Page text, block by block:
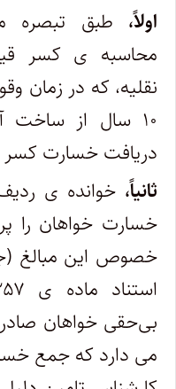
اولاً،
محاسبه ی کسر
۱۰ سال از
دریافت خسارت
ثانیاً،
خسارت خواهان را
استناد ماده ی ۱۲۵۷
بی‌حقی خواهان صادر
می دارد که جمع